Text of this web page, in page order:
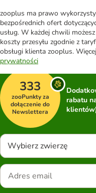
zooplus ma prawo
bezpośrednich ofert
usług. W każdej chwili
koszty przesyłu zgodnie z
obsługi klienta zooplus.
prywatności
333
zooPunkty za
dołączenie do
Newslettera
rabatu
Wybierz zwierzę